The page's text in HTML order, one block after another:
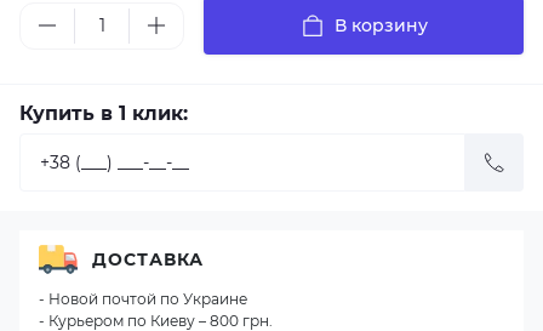
В корзину
Купить в 1 клик:
ДОСТАВКА
- Новой почтой по Украине
- Курьером по Киеву – 800 грн.